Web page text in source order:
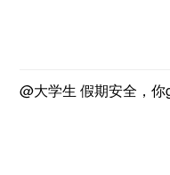
@大学生 假期安全，你